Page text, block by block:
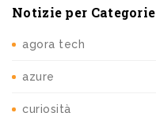
Notizie per Categorie
agora tech
azure
curiosità